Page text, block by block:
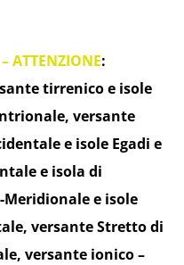
ATTENZIONE:
tirrenico e isole
versante
e isole Egadi e
e isola di
Meridionale e isole
versante Stretto di
versante ionico –